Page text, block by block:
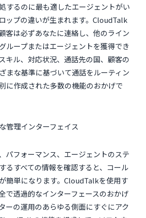
するのに最も適したエージェントがい
ップの違いが生まれます。CloudTalk
客は必ずあなたに連絡し、他のライン
ループまたはエージェントを獲得でき
キル、対応状況、通話先の国、顧客の
まな基準に基づいて通話をルーティン
に作成された多数の機能のおかげで
管理インターフェイス
パフォーマンス、エージェントのステ
るすべての情報を確認すると、コール
簡単になります。CloudTalkを使用す
で透過的なインターフェースのおかげ
ーの運用のあらゆる側面にすぐにアク